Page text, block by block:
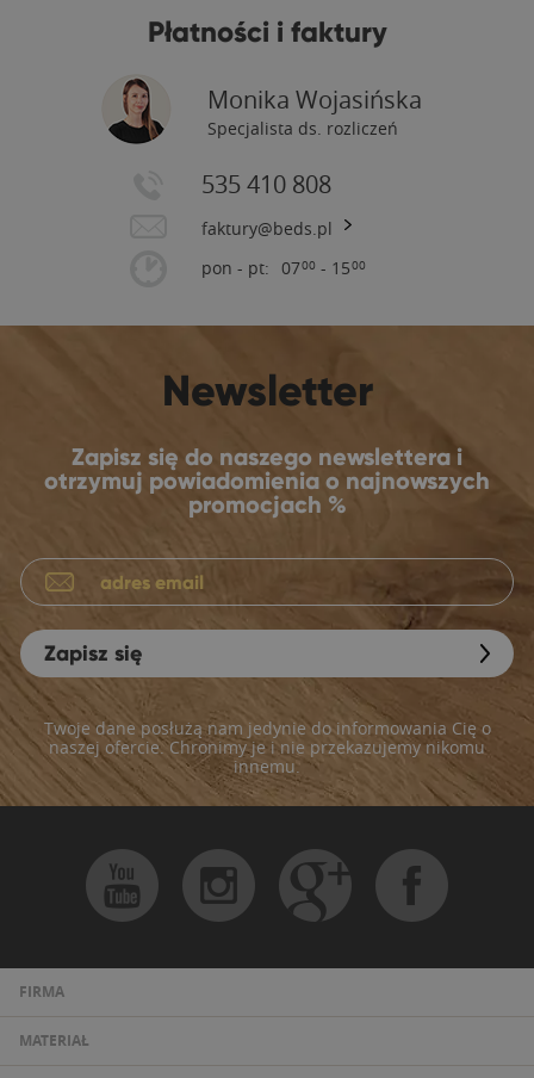
Płatności i faktury
Monika Wojasińska
Specjalista ds. rozliczeń
535 410 808
faktury@beds.pl
pon - pt: 0700 - 1500
Newsletter
Zapisz się do naszego newslettera i
otrzymuj powiadomienia o najnowszych
promocjach %
Zapisz się
Twoje dane posłużą nam jedynie do informowania Cię o
naszej ofercie. Chronimy je i nie przekazujemy nikomu
innemu.
FIRMA
MATERIAŁ